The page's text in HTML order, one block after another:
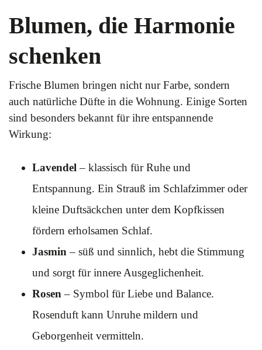
Blumen, die Harmonie
schenken
Frische Blumen bringen nicht nur Farbe, sondern
auch natürliche Düfte in die Wohnung. Einige Sorten
sind besonders bekannt für ihre entspannende
Wirkung:
Lavendel – klassisch für Ruhe und
Entspannung. Ein Strauß im Schlafzimmer oder
kleine Duftsäckchen unter dem Kopfkissen
fördern erholsamen Schlaf.
Jasmin – süß und sinnlich, hebt die Stimmung
und sorgt für innere Ausgeglichenheit.
Rosen – Symbol für Liebe und Balance.
Rosenduft kann Unruhe mildern und
Geborgenheit vermitteln.